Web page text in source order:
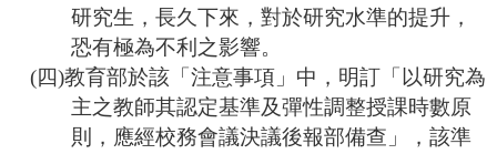
研究生，長久下來，對於研究水準的提升，
恐有極為不利之影響。
(四)教育部於該「注意事項」中，明訂「以研究為
主之教師其認定基準及彈性調整授課時數原
則，應經校務會議決議後報部備查」，該準